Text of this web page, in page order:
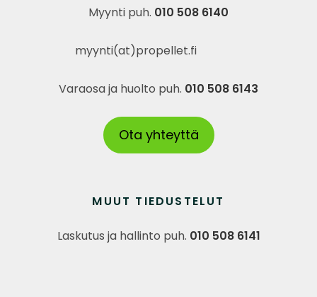
Myynti puh. 010 508 6140
myynti(at)propellet.fi
Varaosa ja huolto puh. 010 508 6143
Ota yhteyttä
MUUT TIEDUSTELUT
Laskutus ja hallinto puh. 010 508 6141